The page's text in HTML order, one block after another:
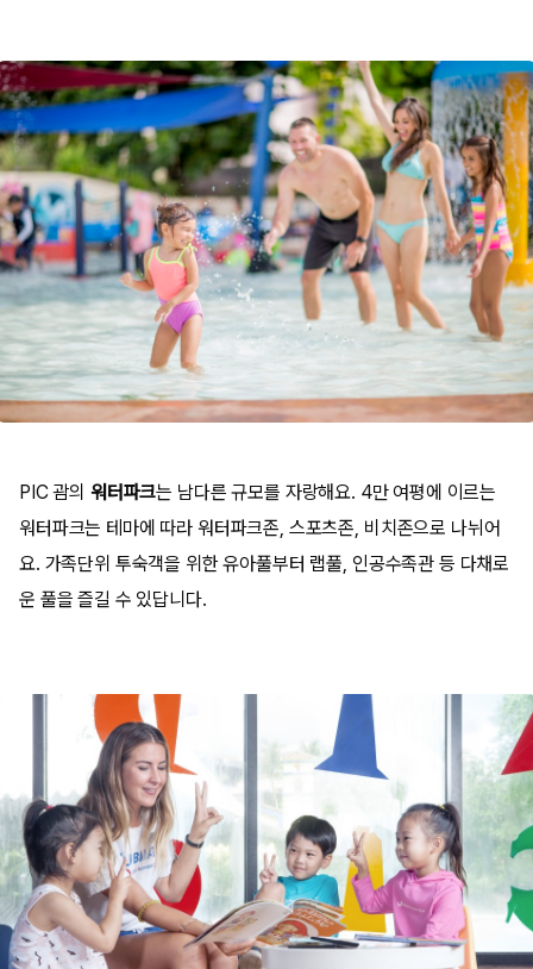
PIC 괌의 워터파크는 남다른 규모를 자랑해요. 4만 여평에 이르는
워터파크는 테마에 따라 워터파크존, 스포츠존, 비치존으로 나뉘어
요. 가족단위 투숙객을 위한 유아풀부터 랩풀, 인공수족관 등 다채로
운 풀을 즐길 수 있답니다.